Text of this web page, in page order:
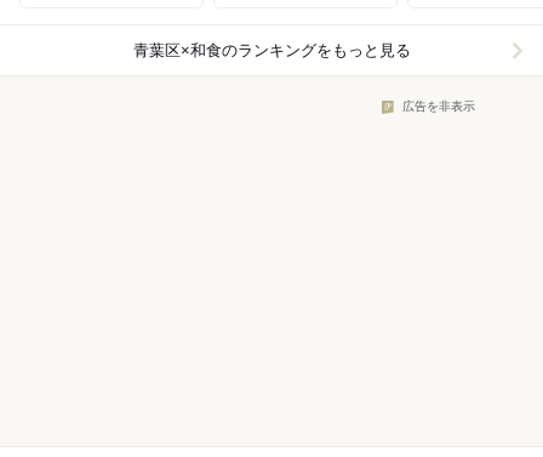
青葉区×和食のランキングをもっと見る
広告を非表示